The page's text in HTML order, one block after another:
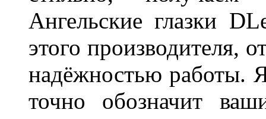
Ангельские глазки
этого производителя,
надёжностью работы.
точно обозначит